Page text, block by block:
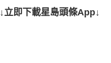
↓立即下載星島頭條App↓